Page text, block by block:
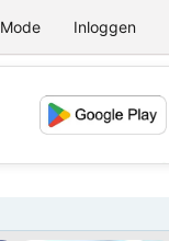
Mode Inloggen